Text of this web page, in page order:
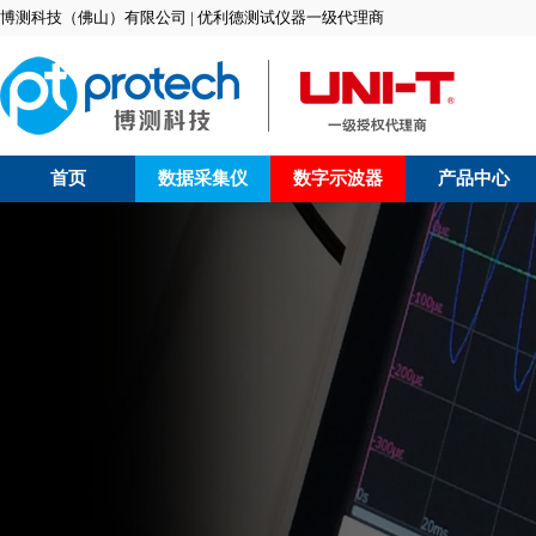
博测科技（佛山）有限公司 | 优利德测试仪器一级代理商
首页 数据采集仪 数字示波器 产品中心